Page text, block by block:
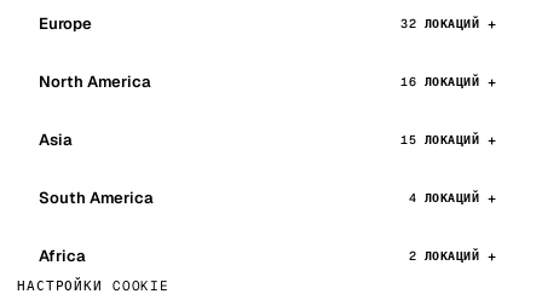
Europe 32 ЛОКАЦИЙ
North America 16 ЛОКАЦИЙ
Asia 15 ЛОКАЦИЙ
South America 4 ЛОКАЦИЙ
Africa 2 ЛОКАЦИЙ
НАСТРОЙКИ COOKIE